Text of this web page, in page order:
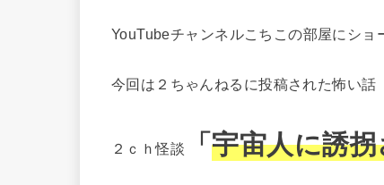
YouTubeチャンネルこちこの部屋にショ
今回は２ちゃんねるに投稿された怖い話
２ｃｈ怪談 「宇宙人に誘